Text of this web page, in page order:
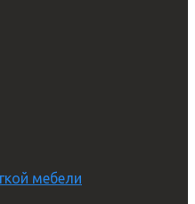
мебели